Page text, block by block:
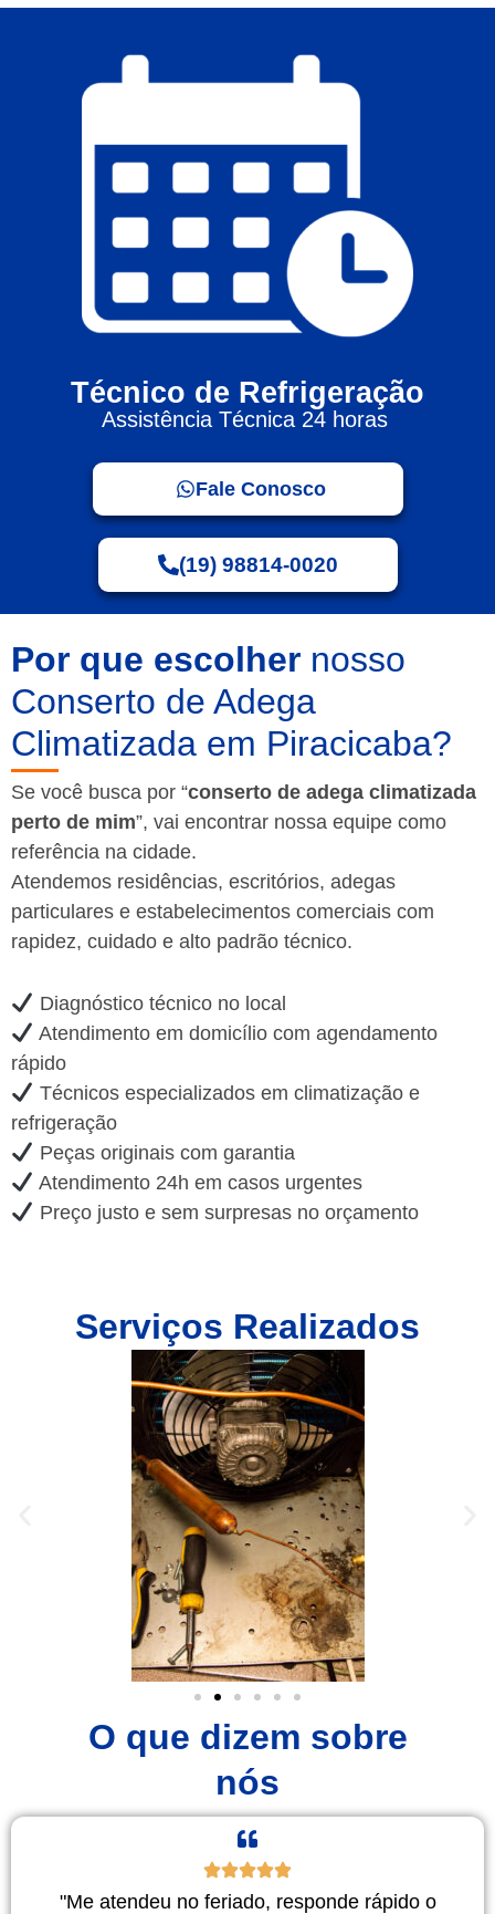
Técnico de Refrigeração
Assistência Técnica 24 horas
Fale Conosco
(19) 98814-0020
Por que escolher nosso
Conserto de Adega
Climatizada em Piracicaba?
Se você busca por “conserto de adega climatizada
perto de mim”, vai encontrar nossa equipe como
referência na cidade.
Atendemos residências, escritórios, adegas
particulares e estabelecimentos comerciais com
rapidez, cuidado e alto padrão técnico.
Diagnóstico técnico no local
Atendimento em domicílio com agendamento
rápido
Técnicos especializados em climatização e
refrigeração
Peças originais com garantia
Atendimento 24h em casos urgentes
Preço justo e sem surpresas no orçamento
Serviços Realizados
O que dizem sobre
nós
"Me atendeu no feriado, responde rápido o